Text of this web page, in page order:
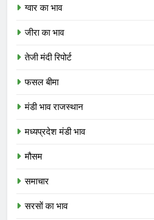
ग्वार का भाव
जीरा का भाव
तेजी मंदी रिपोर्ट
फसल बीमा
मंडी भाव राजस्थान
मध्यप्रदेश मंडी भाव
मौसम
समाचार
सरसों का भाव